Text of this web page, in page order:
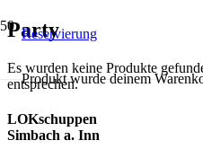
Reservierung
Produktwurde deinem
Party
Es wurden keine Produkte
entsprechen.
LOKschuppen
Simbach a. Inn